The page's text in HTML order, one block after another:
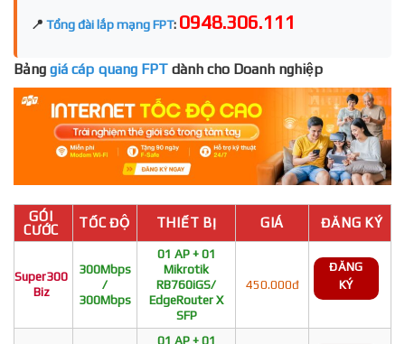
📍 Tổng đài lắp mạng FPT: 0948.306.111
Bảng giá cáp quang FPT dành cho Doanh nghiệp
GÓI
CƯỚC
TỐC ĐỘ THIẾT BỊ GIÁ ĐĂNG KÝ
Super300
Biz
300Mbps
/
300Mbps
01 AP + 01
Mikrotik
RB760iGS/
EdgeRouter X
SFP
450.000đ
ĐĂNG
KÝ
01 AP + 01